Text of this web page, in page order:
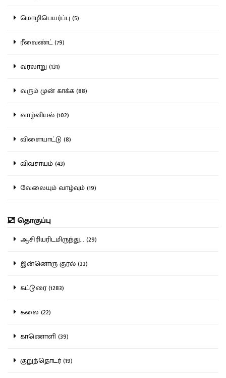
மொழிபெயர்ப்பு (5)
ரீவைண்ட் (79)
வரலாறு (131)
வரும் முன் காக்க (88)
வாழ்வியல் (102)
விளையாட்டு (8)
விவசாயம் (43)
வேலையும் வாழ்வும் (19)
தொகுப்பு
ஆசிரியரிடமிருந்து... (29)
இன்னொரு குரல் (33)
கட்டுரை (1283)
கலை (22)
காணொளி (39)
குறுந்தொடர் (19)